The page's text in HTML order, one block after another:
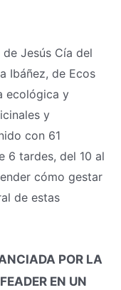
Jesús Cía del
Ibáñez, de Ecos
ecológica y
y
con 61
6 tardes, del 10 al
cómo gestar
de estas
POR LA
EN UN